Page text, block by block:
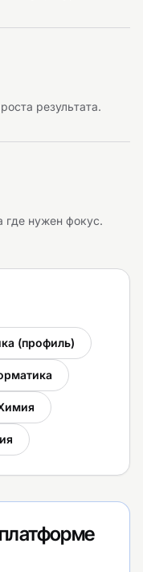
результата.
где нужен фокус.
(профиль)